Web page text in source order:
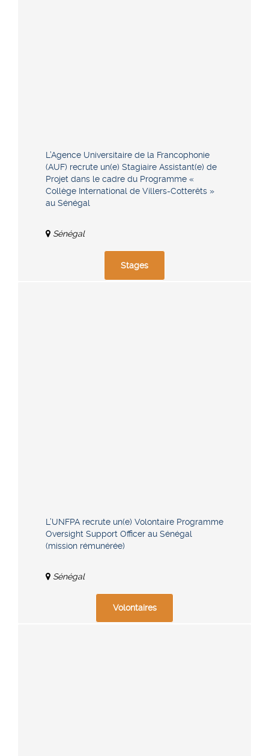
L’Agence Universitaire de la Francophonie
(AUF) recrute un(e) Stagiaire Assistant(e) de
Projet dans le cadre du Programme «
Collège International de Villers-Cotterêts »
au Sénégal
Sénégal
Stages
L’UNFPA recrute un(e) Volontaire Programme
Oversight Support Officer au Sénégal
(mission rémunérée)
Sénégal
Volontaires